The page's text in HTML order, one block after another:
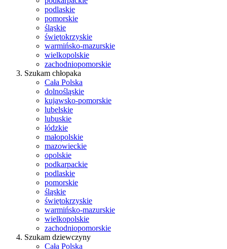
podlaskie
pomorskie
śląskie
świętokrzyskie
warmińsko-mazurskie
wielkopolskie
zachodniopomorskie
Szukam chłopaka
Cała Polska
dolnośląskie
kujawsko-pomorskie
lubelskie
lubuskie
łódzkie
małopolskie
mazowieckie
opolskie
podkarpackie
podlaskie
pomorskie
śląskie
świętokrzyskie
warmińsko-mazurskie
wielkopolskie
zachodniopomorskie
Szukam dziewczyny
Cała Polska